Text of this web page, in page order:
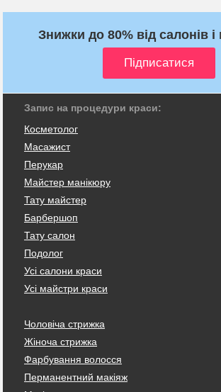
Знижки до 80% від салонів і
Запис на процедури краси:
Косметолог
Масажист
Перукар
Майстер манікюру
Тату майстер
Барбершоп
Тату салон
Подолог
Усі салони краси
Усі майстри краси
Чоловіча стрижка
Жіноча стрижка
Фарбування волосся
Перманентний макіяж